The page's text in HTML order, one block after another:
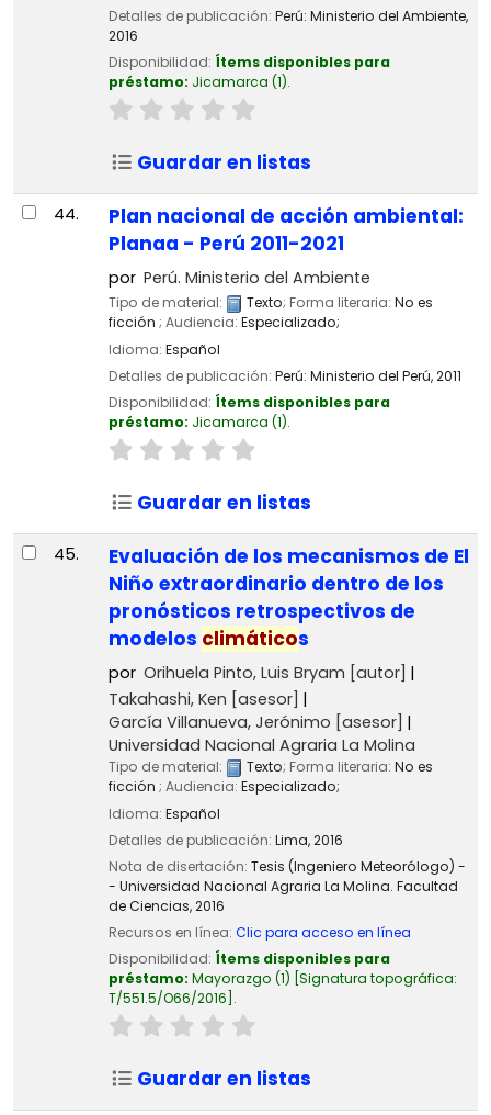
Detalles de publicación: Perú: Ministerio del Ambiente,
2016
Disponibilidad: Ítems disponibles para
préstamo: Jicamarca (1).
Guardar en listas
44.
Plan nacional de acción ambiental:
Planaa - Perú 2011-2021
por Perú. Ministerio del Ambiente
Tipo de material: Texto; Forma literaria: No es
ficción ; Audiencia: Especializado;
Idioma: Español
Detalles de publicación: Perú: Ministerio del Perú,2011
Disponibilidad: Ítems disponibles para
préstamo: Jicamarca (1).
Guardar en listas
45.
Evaluación de los mecanismos de El
Niño extraordinario dentro de los
pronósticos retrospectivos de
modelos climáticos
por Orihuela Pinto, Luis Bryam [autor]
Takahashi, Ken [asesor]
García Villanueva, Jerónimo [asesor]
Universidad Nacional Agraria La Molina
Tipo de material: Texto; Forma literaria: No es
ficción ; Audiencia: Especializado;
Idioma: Español
Detalles de publicación: Lima,2016
Nota de disertación: Tesis (Ingeniero Meteorólogo) -
- Universidad Nacional Agraria La Molina. Facultad
de Ciencias, 2016
Recursos en línea: Clic para acceso en línea
Disponibilidad: Ítems disponibles para
préstamo: Mayorazgo (1) Signatura topográfica:
T/551.5/O66/2016 .
Guardar en listas